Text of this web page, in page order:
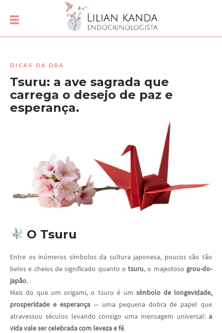
DICAS DA DRA
Tsuru: a ave sagrada que
carrega o desejo de paz e
esperança.
O Tsuru
Entre os inúmeros símbolos da cultura japonesa, poucos são tão
belos e cheios de significado quanto otsuru, o majestoso grou-do-
japão.
Mais do que um origami, o tsuru é um símbolo de longevidade,
prosperidade e esperança— uma pequena dobra de papel que
atravessou séculos levando consigo uma mensagem universal: a
vida vale ser celebrada com leveza e fé.